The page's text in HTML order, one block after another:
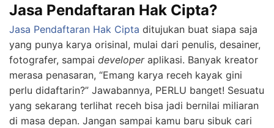
Jasa Pendaftaran Hak Cipta?
Jasa Pendaftaran Hak Cipta ditujukan buat siapa saja
yang punya karya orisinal, mulai dari penulis, desainer,
fotografer, sampai developeraplikasi. Banyak kreator
merasa penasaran, “Emang karya receh kayak gini
perlu didaftarin?” Jawabannya, PERLU banget! Sesuatu
yang sekarang terlihat receh bisa jadi bernilai miliaran
di masa depan. Jangan sampai kamu baru sibuk cari